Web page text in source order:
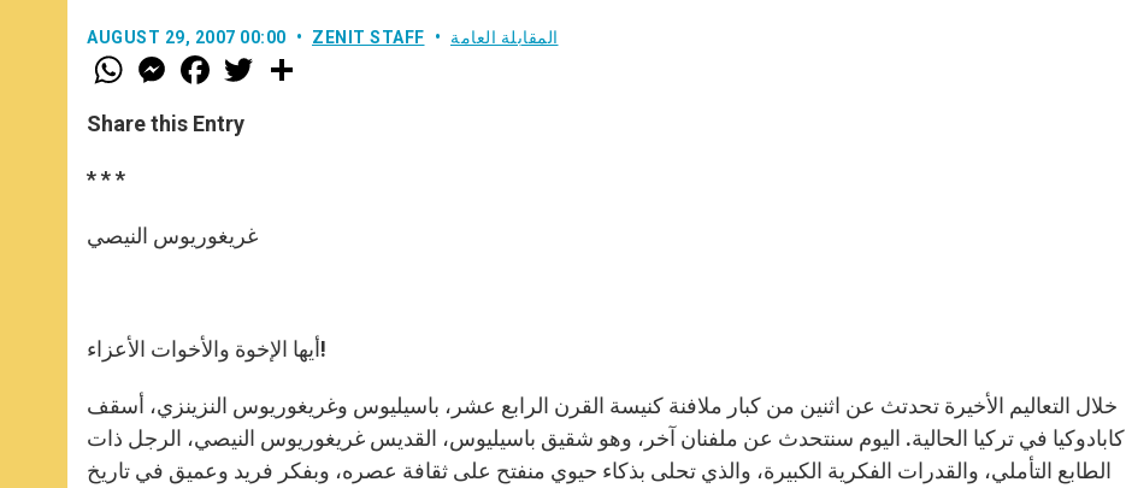
AUGUST 29, 2007 00:00 ZENIT STAFF المقابلة العامة
W
h
t
s
M
e
s
e
F
a
e
b
w
Share this Entry
* * *
غريغوريوس النيصي
أيها الإخوة والأخوات الأعزاء!
خلال التعاليم الأخيرة تحدتث عن اثنين من كبار ملافنة كنيسة القرن الرابع عشر، باسيليوس وغريغوريوس النزينزي، أسقف
كابادوكيا في تركيا الحالية. اليوم سنتحدث عن ملفنان آخر، وهو شقيق باسيليوس، القديس غريغوريوس النيصي، الرجل ذات
الطابع التأملي، والقدرات الفكرية الكبيرة، والذي تحلى بذكاء حيوي منفتح على ثقافة عصره، وبفكر فريد وعميق في تاريخ